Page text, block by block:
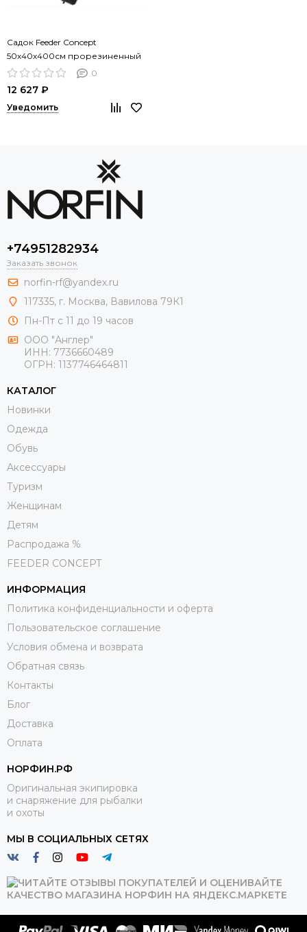
Садок Feeder Concept
50х40х400см прорезиненный
0
12 627 ₽
Уведомить
+74951282934
Заказать звонок
norfin-rf@yandex.ru
117335, г. Москва, Вавилова 79К1
Пн-Пт с 11 до 19 часов
ООО "Англер"
ИНН: 7736660489
ОГРН: 1137746464811
КАТАЛОГ
Новинки
Одежда
Обувь
Aксессуары
Туризм
Женщинам
Детям
Распродажа %
FEEDER CONCEPT
ИНФОРМАЦИЯ
Политика конфиденциальности и оферта
Пользовательское соглашение
Условия обмена и возврата
Обратная связь
Контакты
Блог
Доставка
Оплата
НОРФИН.РФ
Оригинальная экипировка
и снаряжение для рыбалки
и охоты
МЫ В СОЦИАЛЬНЫХ СЕТЯХ